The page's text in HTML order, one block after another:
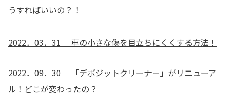
うすればいいの？！
2022．03．31 車の小さな傷を目立ちにくくする方法！
2022．09．30 「デポジットクリーナー」がリニューア
ル！どこが変わったの？